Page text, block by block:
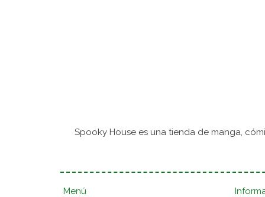
Spooky House es una tienda de manga,
Menú